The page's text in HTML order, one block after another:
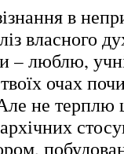
в
власного
– люблю,
очах
не терплю